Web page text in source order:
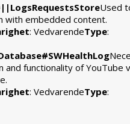
Used
with embedded content.
: VedvarendeType:
and functionality of YouTube
: VedvarendeType: